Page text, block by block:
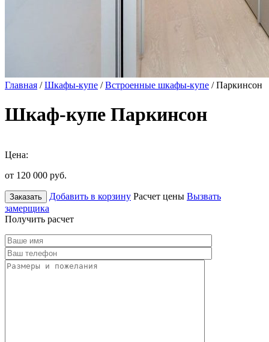
Главная /Шкафы-купе /Встроенные шкафы-купе / Паркинсон
Шкаф-купе Паркинсон
Цена:
от 120 000 руб.
Заказать Добавить в корзину Расчет цены Вызвать
замерщика
Получить расчет